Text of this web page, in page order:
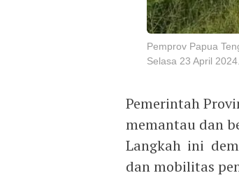
Pemprov Papua
Selasa 23 April
Pemerintah
memantau dan
Langkah ini
dan mobilitas